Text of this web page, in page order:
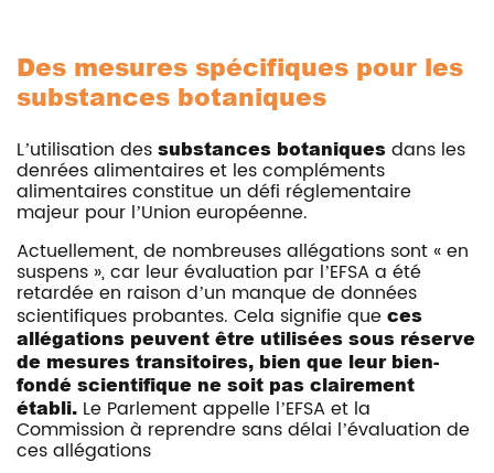
Des mesures spécifiques pour les
substances botaniques
L’utilisation des substances botaniques dans les
denrées alimentaires et les compléments
alimentaires constitue un défi réglementaire
majeur pour l’Union européenne.
Actuellement, de nombreuses allégations sont « en
suspens », car leur évaluation par l’EFSA a été
retardée en raison d’un manque de données
scientifiques probantes. Cela signifie que ces
allégations peuvent être utilisées sous réserve
de mesures transitoires, bien que leur bien-
fondé scientifique ne soit pas clairement
établi. Le Parlement appelle l’EFSA et la
Commission à reprendre sans délai l’évaluation de
ces allégations